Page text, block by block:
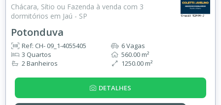
Chácara, Sítio ou Fazenda à venda com 3
dormitórios em Jaú - SP
Potonduva
Ref: CH- 09_1-4055405
3 Quartos
2 Banheiros
6 Vagas
560.00 m²
1250.00 m²
DETALHES